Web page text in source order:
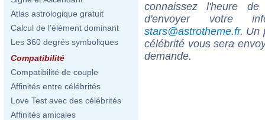
Atlas astrologique gratuit
Calcul de l'élément dominant
Les 360 degrés symboliques
Compatibilité
Compatibilité de couple
Affinités entre célébrités
Love Test avec des célébrités
Affinités amicales
connaissez l'heure
d'envoyer votre
stars@astrotheme.fr. Un
célébrité vous sera
demande.